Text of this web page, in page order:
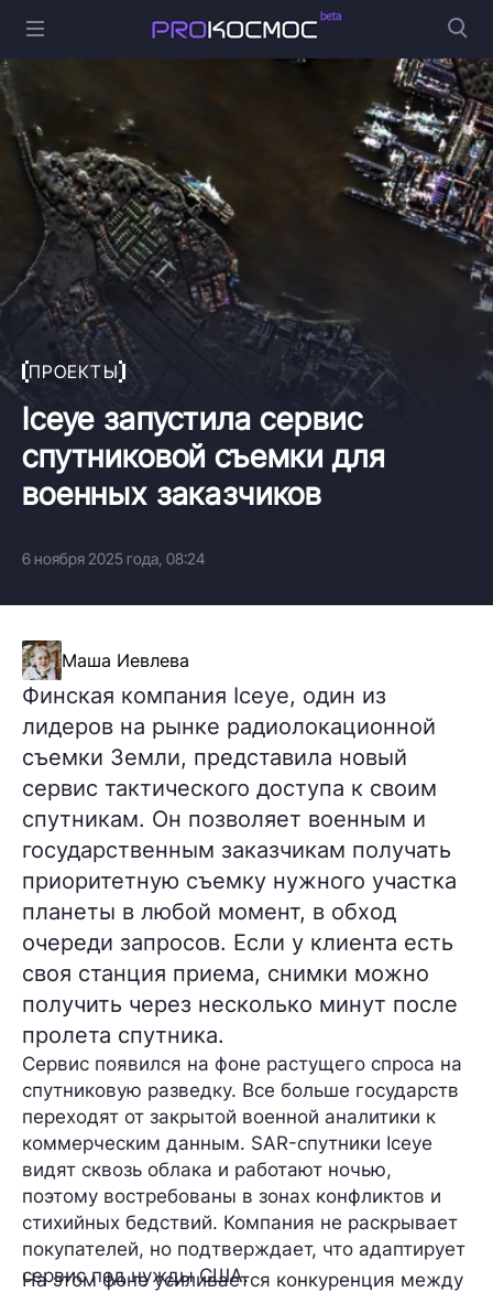
ПРОЕКТЫ
Iceye запустила сервис
спутниковой съемки для
военных заказчиков
6 ноября 2025 года, 08:24
Маша Иевлева
Финская компания Iceye, один из
лидеров на рынке радиолокационной
съемки Земли, представила новый
сервис тактического доступа к своим
спутникам. Он позволяет военным и
государственным заказчикам получать
приоритетную съемку нужного участка
планеты в любой момент, в обход
очереди запросов. Если у клиента есть
своя станция приема, снимки можно
получить через несколько минут после
пролета спутника.
Сервис появился на фоне растущего спроса на
спутниковую разведку. Все больше государств
переходят от закрытой военной аналитики к
коммерческим данным. SAR-спутники Iceye
видят сквозь облака и работают ночью,
поэтому востребованы в зонах конфликтов и
стихийных бедствий. Компания не раскрывает
покупателей, но подтверждает, что адаптирует
сервис под нужды США.
На этом фоне усиливается конкуренция между